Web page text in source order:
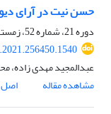
حسن نیت در آرای
دوره 21، شماره 52، زمستان 1401، صفحه
عبدالمجید مهدی زاده،
مشاهده مقاله
اصل